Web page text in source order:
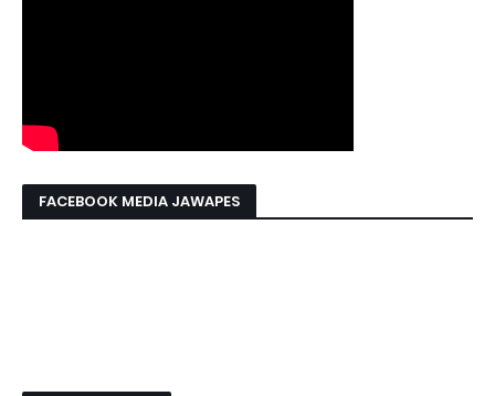
FACEBOOK MEDIA JAWAPES